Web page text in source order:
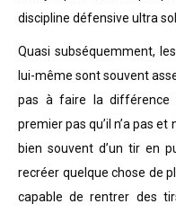
discipline défensive ultra
Quasi subséquemment,
lui-même sont souvent
pas à faire la différence
premier pas qu’il n’a pas
bien souvent d’un tir en
recréer quelque chose de
capable de rentrer des